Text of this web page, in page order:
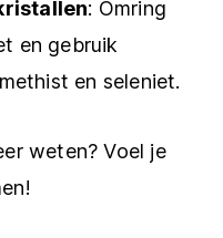
: Omring
en gebruik
en seleniet.
weten? Voel je